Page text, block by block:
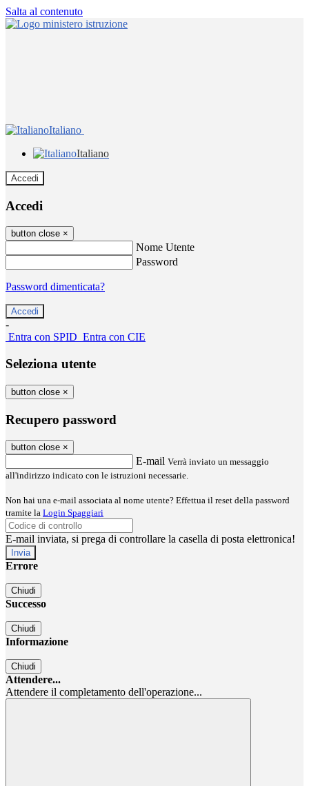
Salta al contenuto
Italiano
Italiano
Accedi
Accedi
button close ×
Nome Utente
Password
Password dimenticata?
-
Entra con SPID Entra con CIE
Seleziona utente
button close ×
Recupero password
button close ×
E-mail Verrà inviato un messaggio
all'indirizzo indicato con le istruzioni necessarie.
Non hai una e-mail associata al nome utente? Effettua il reset della password
tramite la Login Spaggiari
E-mail inviata, si prega di controllare la casella di posta elettronica!
Errore
Chiudi
Successo
Chiudi
Informazione
Chiudi
Attendere...
Attendere il completamento dell'operazione...